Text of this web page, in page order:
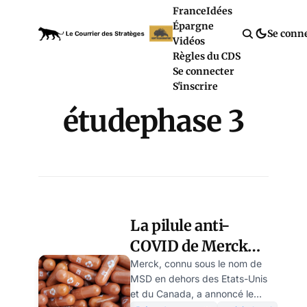
FranceIdées
Épargne
Vidéos
Règles du CDS
Se connecter
S'inscrire
Se
étudephase 3
La pilule anti-
COVID de Merck
revient par la
fenêtre
Merck, connu sous le nom de
MSD en dehors des Etats-Unis
et du Canada, a annoncé le